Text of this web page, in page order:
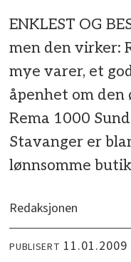
ENKLEST OG
men den virker:
mye varer, et
åpenhet om den
Rema 1000
Stavanger er
lønnsomme
Redaksjonen
PUBLISERT